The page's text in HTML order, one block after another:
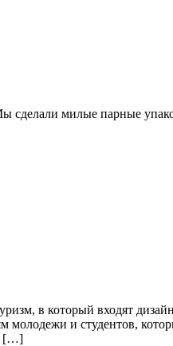
сделали милые парные
в который входят
молодежи и студентов,
[…]